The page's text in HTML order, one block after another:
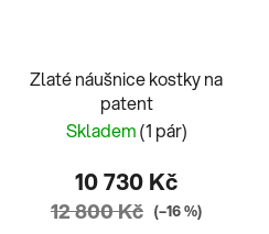
Zlaté náušnice kostky na
patent
Skladem(1 pár)
10 730 Kč
12 800 Kč (–16 %)